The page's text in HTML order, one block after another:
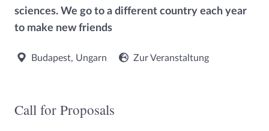
sciences. We go to a different country each year
to make new friends
Budapest, Ungarn Zur Veranstaltung
Call for Proposals